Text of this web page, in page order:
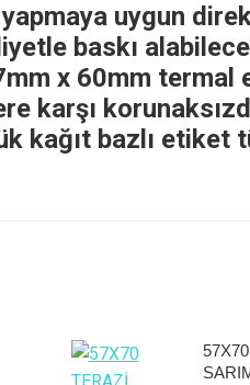
uygun
baskı
x 60mm termal
karşı
kağıt bazlı etiket